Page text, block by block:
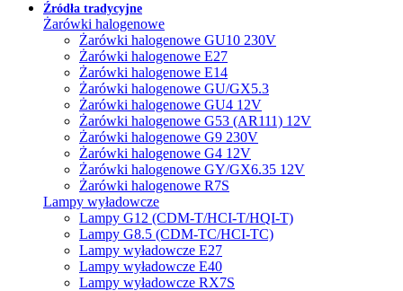
Źródła tradycyjne
Żarówki halogenowe
Żarówki halogenowe GU10 230V
Żarówki halogenowe E27
Żarówki halogenowe E14
Żarówki halogenowe GU/GX5.3
Żarówki halogenowe GU4 12V
Żarówki halogenowe G53 (AR111) 12V
Żarówki halogenowe G9 230V
Żarówki halogenowe G4 12V
Żarówki halogenowe GY/GX6.35 12V
Żarówki halogenowe R7S
Lampy wyładowcze
Lampy G12 (CDM-T/HCI-T/HQI-T)
Lampy G8.5 (CDM-TC/HCI-TC)
Lampy wyładowcze E27
Lampy wyładowcze E40
Lampy wyładowcze RX7S